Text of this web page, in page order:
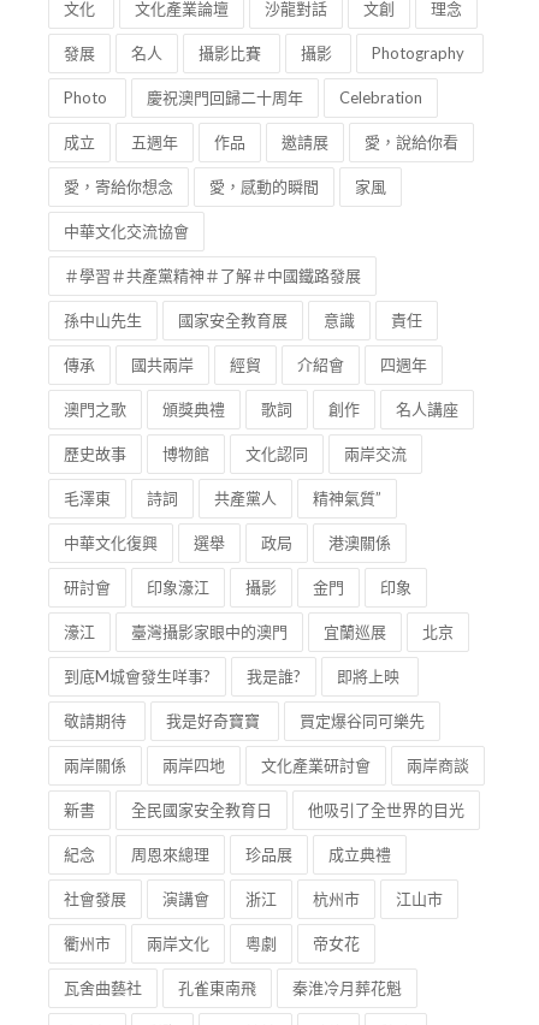
文化 文化產業論壇 沙龍對話 文創 理念
發展 名人 攝影比賽 攝影 Photography
Photo 慶祝澳門回歸二十周年 Celebration
成立 五週年 作品 邀請展 愛，說給你看
愛，寄給你想念 愛，感動的瞬間 家風
中華文化交流協會
＃學習＃共產黨精神＃了解＃中國鐵路發展
孫中山先生 國家安全教育展 意識 責任
傳承 國共兩岸 經貿 介紹會 四週年
澳門之歌 頒獎典禮 歌詞 創作 名人講座
歷史故事 博物館 文化認同 兩岸交流
毛澤東 詩詞 共產黨人 精神氣質”
中華文化復興 選舉 政局 港澳關係
研討會 印象濠江 攝影 金門 印象
濠江 臺灣攝影家眼中的澳門 宜蘭巡展 北京
到底M城會發生咩事? 我是誰? 即將上映
敬請期待 我是好奇寶寶 買定爆谷同可樂先
兩岸關係 兩岸四地 文化產業研討會 兩岸商談
新書 全民國家安全教育日 他吸引了全世界的目光
紀念 周恩來總理 珍品展 成立典禮
社會發展 演講會 浙江 杭州市 江山市
衢州市 兩岸文化 粵劇 帝女花
瓦舍曲藝社 孔雀東南飛 秦淮冷月葬花魁